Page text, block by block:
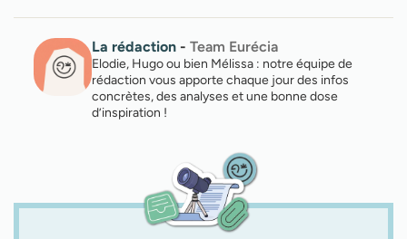
La rédaction - Team Eurécia
Elodie, Hugo ou bien Mélissa : notre équipe de
rédaction vous apporte chaque jour des infos
concrètes, des analyses et une bonne dose
d’inspiration !